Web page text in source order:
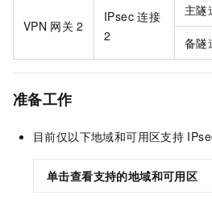
VPN 网关 2
IPsec 连接
2
主隧
备隧
准备工作
目前仅以下地域和可用区支持
单击查看支持的地域和可用区